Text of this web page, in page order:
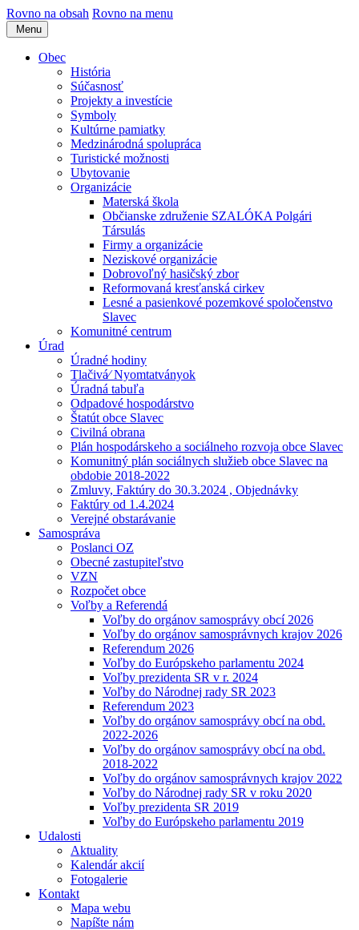
Rovno na obsah Rovno na menu
Menu
Obec
História
Súčasnosť
Projekty a investície
Symboly
Kultúrne pamiatky
Medzinárodná spolupráca
Turistické možnosti
Ubytovanie
Organizácie
Materská škola
Občianske združenie SZALÓKA Polgári
Társulás
Firmy a organizácie
Neziskové organizácie
Dobrovoľný hasičský zbor
Reformovaná kresťanská cirkev
Lesné a pasienkové pozemkové spoločenstvo
Slavec
Komunitné centrum
Úrad
Úradné hodiny
Tlačivá⁄ Nyomtatványok
Úradná tabuľa
Odpadové hospodárstvo
Štatút obce Slavec
Civilná obrana
Plán hospodárskeho a sociálneho rozvoja obce Slavec
Komunitný plán sociálnych služieb obce Slavec na
obdobie 2018-2022
Zmluvy, Faktúry do 30.3.2024 , Objednávky
Faktúry od 1.4.2024
Verejné obstarávanie
Samospráva
Poslanci OZ
Obecné zastupiteľstvo
VZN
Rozpočet obce
Voľby a Referendá
Voľby do orgánov samosprávy obcí 2026
Voľby do orgánov samosprávnych krajov 2026
Referendum 2026
Voľby do Európskeho parlamentu 2024
Voľby prezidenta SR v r. 2024
Voľby do Národnej rady SR 2023
Referendum 2023
Voľby do orgánov samosprávy obcí na obd.
2022-2026
Voľby do orgánov samosprávy obcí na obd.
2018-2022
Voľby do orgánov samosprávnych krajov 2022
Voľby do Národnej rady SR v roku 2020
Voľby prezidenta SR 2019
Voľby do Európskeho parlamentu 2019
Udalosti
Aktuality
Kalendár akcií
Fotogalerie
Kontakt
Mapa webu
Napíšte nám